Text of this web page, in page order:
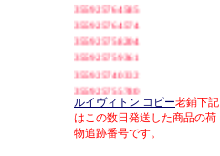
ルイヴィトン コピー老鋪下記
はこの数日発送した商品の荷
物追跡番号です。